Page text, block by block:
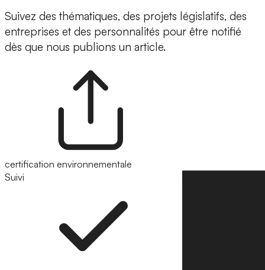
Suivez des thématiques, des projets législatifs, des
entreprises et des personnalités pour être notifié
dès que nous publions un article.
certification environnementale
Suivi